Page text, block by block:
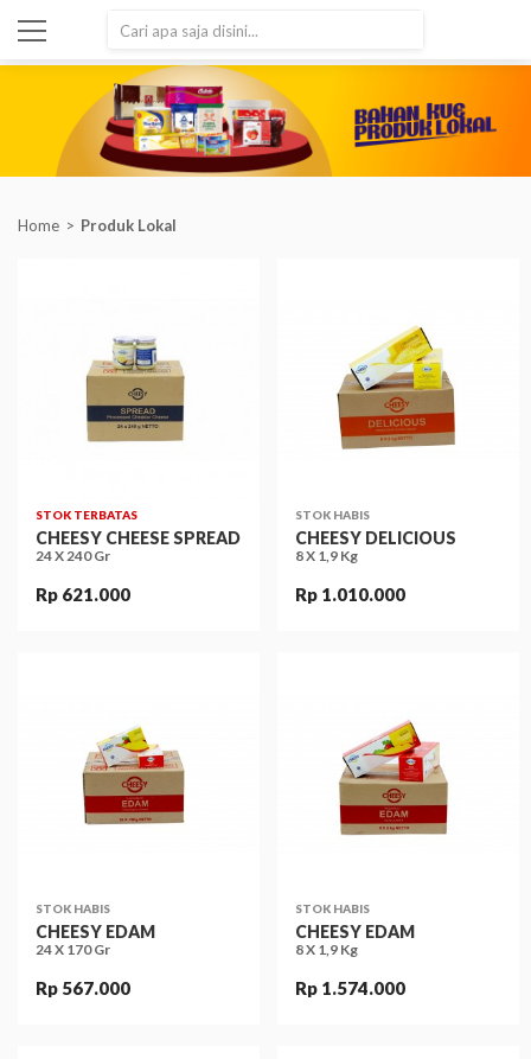
Home Produk Lokal
STOK TERBATAS
CHEESY CHEESE SPREAD
24 X 240 Gr
Rp 621.000
STOK HABIS
CHEESY DELICIOUS
8 X 1,9 Kg
Rp 1.010.000
STOK HABIS
CHEESY EDAM
24 X 170 Gr
Rp 567.000
STOK HABIS
CHEESY EDAM
8 X 1,9 Kg
Rp 1.574.000